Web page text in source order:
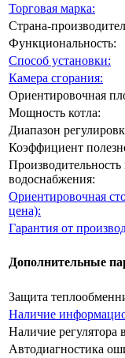
Торговая марка:
Страна-
Функциональность:
Способ установки:
Камера сгорания:
Ориентировочная
Мощность котла:
Диапазон
Коэффициент
Производительность
водоснабжения:
Ориентировочная
цена):
Гарантия от
Дополнительные
Защита
Наличие
Наличие регулятора
Автодиагностика